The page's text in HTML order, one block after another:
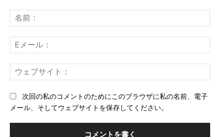
ン
ト：
前
メ
ー
ェ
次回の私のコメントのためにこのブラウザに私の名前、電子
メール、そしてウェブサイトを保存してください。